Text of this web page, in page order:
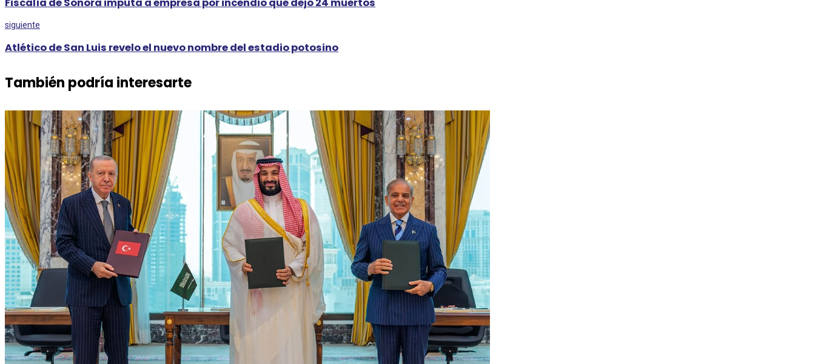
siguiente
Atlético de San Luis revelo el nuevo nombre del estadio potosino
También podría interesarte